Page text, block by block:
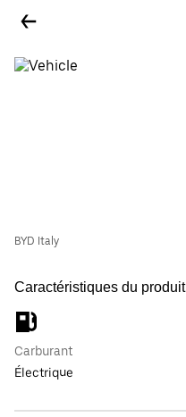
BYD Italy
Caractéristiques du produit
Carburant
Électrique